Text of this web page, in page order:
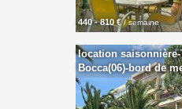
440 - 810 €/ semaine
location saisonnière-
Bocca(06)-bord de